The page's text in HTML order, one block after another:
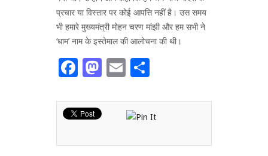
प्रचार या विस्तार पर कोई आपत्ति नहीं है। उस समय
भी हमारे मुख्यमंत्री मोहन चरण मांझी और हम सभी ने
‘धाम’ नाम के इस्तेमाल की आलोचना की थी।
Facebook
Mastodon
Email